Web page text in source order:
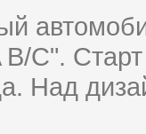
C".
Над